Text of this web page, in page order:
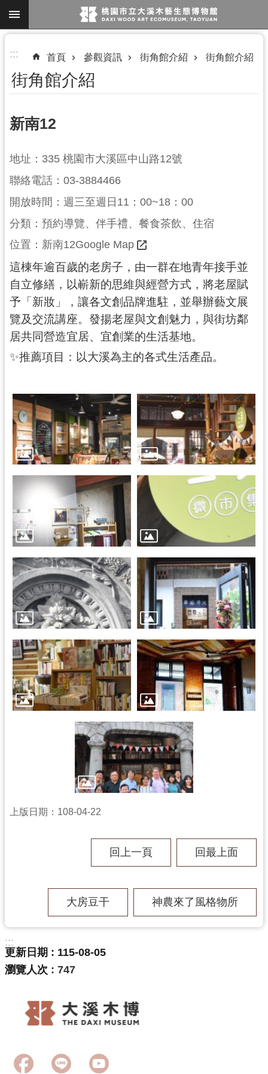
跳到主要內容區塊
階
搜
尋
參
資
訊
展
覽
便
民
服
務
活
動
學
習
資
源
認
博
訊
息
公
告
志
工
園
地
出
版
品
回
信
箱
n
::: 首頁 參觀資訊 街角館介紹 街角館介紹
街角館介紹
新南12
地址：335 桃園市大溪區中山路12號
聯絡電話：03-3884466
開放時間：週三至週日11：00~18：00
分類：預約導覽、伴手禮、餐食茶飲、住宿
位置： 新南12Google Map
這棟年逾百歲的老房子，由一群在地青年接手並
自立修繕，以嶄新的思維與經營方式，將老屋賦
予「新妝」，讓各文創品牌進駐，並舉辦藝文展
覽及交流講座。發揚老屋與文創魅力，與街坊鄰
居共同營造宜居、宜創業的生活基地。
✨推薦項目：以大溪為主的各式生活產品。
上版日期：108-04-22
回上一頁 回最上面
大房豆干 神農來了風格物所
:::
更新日期
115-08-05
瀏覽人次
747